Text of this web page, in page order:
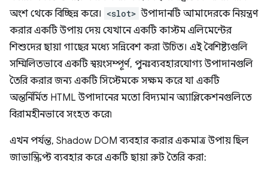
অংশ থেকে বিচ্ছিন্ন করে। <slot> উপাদানটি আমাদেরকে নিয়ন্ত্রণ
করার একটি উপায় দেয় যেখানে একটি কাস্টম এলিমেন্টের
শিশুদের ছায়া গাছের মধ্যে সন্নিবেশ করা উচিত। এই বৈশিষ্ট্যগুলি
সম্মিলিতভাবে একটি স্বয়ংসম্পূর্ণ, পুনঃব্যবহারযোগ্য উপাদানগুলি
তৈরি করার জন্য একটি সিস্টেমকে সক্ষম করে যা একটি
অন্তর্নির্মিত HTML উপাদানের মতো বিদ্যমান অ্যাপ্লিকেশনগুলিতে
বিরামহীনভাবে সংহত করে৷
এখন পর্যন্ত, Shadow DOM ব্যবহার করার একমাত্র উপায় ছিল
জাভাস্ক্রিপ্ট ব্যবহার করে একটি ছায়া রুট তৈরি করা: